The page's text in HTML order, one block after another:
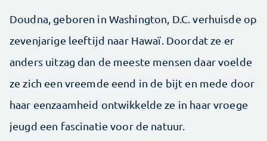
Doudna, geboren in Washington, D.C. verhuisde op
zevenjarige leeftijd naar Hawaï. Doordat ze er
anders uitzag dan de meeste mensen daar voelde
ze zich een vreemde eend in de bijt en mede door
haar eenzaamheid ontwikkelde ze in haar vroege
jeugd een fascinatie voor de natuur.